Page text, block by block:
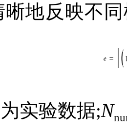
晰地反映不
为实验数据;N